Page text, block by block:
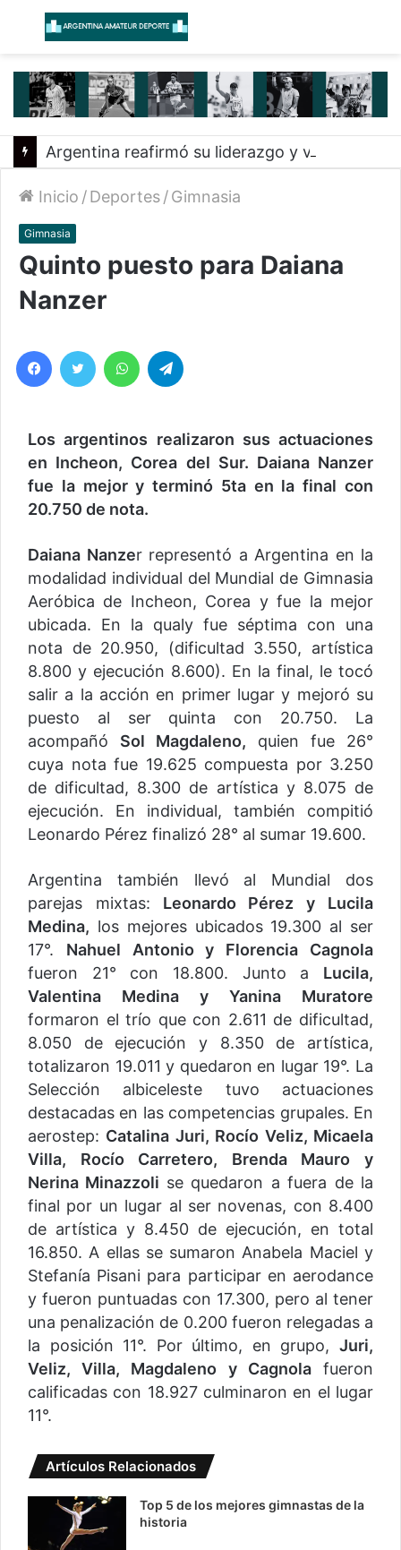
Menú
Inicio /Deportes/Gimnasia
Gimnasia
Quinto puesto para Daiana
Nanzer
Los argentinos realizaron sus actuaciones
en Incheon, Corea del Sur. Daiana Nanzer
fue la mejor y terminó 5ta en la final con
20.750 de nota.
Daiana Nanzer representó a Argentina en la
modalidad individual del Mundial de Gimnasia
Aeróbica de Incheon, Corea y fue la mejor
ubicada. En la qualy fue séptima con una
nota de 20.950, (dificultad 3.550, artística
8.800 y ejecución 8.600). En la final, le tocó
salir a la acción en primer lugar y mejoró su
puesto al ser quinta con 20.750. La
acompañó Sol Magdaleno, quien fue 26°
cuya nota fue 19.625 compuesta por 3.250
de dificultad, 8.300 de artística y 8.075 de
ejecución. En individual, también compitió
Leonardo Pérez finalizó 28° al sumar 19.600.
Argentina también llevó al Mundial dos
parejas mixtas: Leonardo Pérez y Lucila
Medina, los mejores ubicados 19.300 al ser
17°. Nahuel Antonio y Florencia Cagnola
fueron 21° con 18.800. Junto a Lucila,
Valentina Medina y Yanina Muratore
formaron el trío que con 2.611 de dificultad,
8.050 de ejecución y 8.350 de artística,
totalizaron 19.011 y quedaron en lugar 19°. La
Selección albiceleste tuvo actuaciones
destacadas en las competencias grupales. En
aerostep: Catalina Juri, Rocío Veliz, Micaela
Villa, Rocío Carretero, Brenda Mauro y
Nerina Minazzoli se quedaron a fuera de la
final por un lugar al ser novenas, con 8.400
de artística y 8.450 de ejecución, en total
16.850. A ellas se sumaron Anabela Maciel y
Stefanía Pisani para participar en aerodance
y fueron puntuadas con 17.300, pero al tener
una penalización de 0.200 fueron relegadas a
la posición 11°. Por último, en grupo, Juri,
Veliz, Villa, Magdaleno y Cagnolafueron
calificadas con 18.927 culminaron en el lugar
11°.
Artículos Relacionados
Top 5 de los mejores gimnastas de la
historia